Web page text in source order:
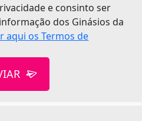
e consinto ser
dos Ginásios da
aqui os Termos de